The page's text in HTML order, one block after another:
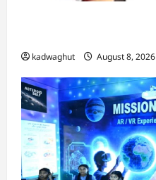
kadwaghut August 8, 2026